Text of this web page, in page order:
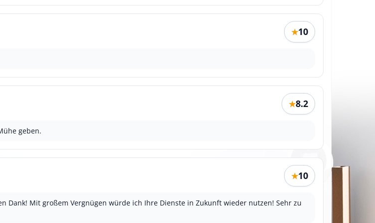
★10
★8.2
geben.
★10
Dank! Mit großem Vergnügen würde ich Ihre Dienste in Zukunft wieder nutzen! Sehr zu